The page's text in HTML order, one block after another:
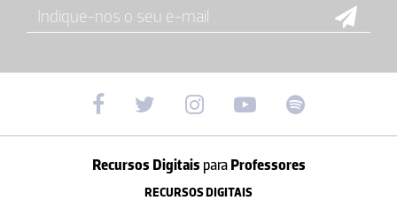
Recursos Digitais paraProfessores
RECURSOS DIGITAIS